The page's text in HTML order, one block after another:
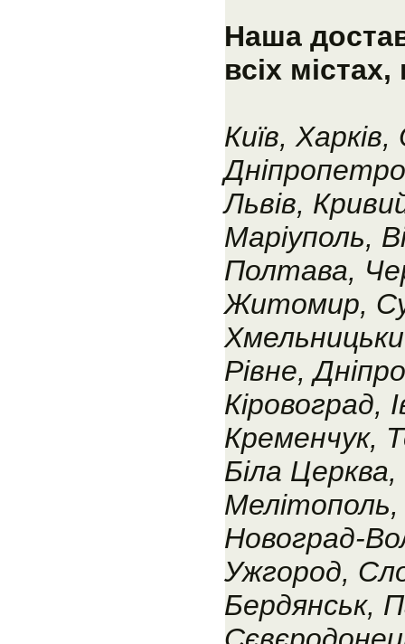
Наша
всіх
Київ,
Львів,
Маріуполь,
Полтава,
Житомир,
Рівне,
Кіровоград,
Кременчук,
Біла
Мелітополь,
Новоград-
Ужгород,
Бердянськ,